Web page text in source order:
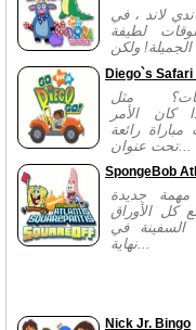
لاند ، في
لطيفة
Diego`s
مثل
كان الأمر
رائعة
تحت عنوان...
SpongeBob
جديدة
كل الأوراق
في
نهاية...
Nick Jr. Bingo